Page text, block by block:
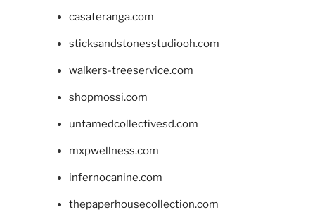
casateranga.com
sticksandstonesstudiooh.com
walkers-treeservice.com
shopmossi.com
untamedcollectivesd.com
mxpwellness.com
infernocanine.com
thepaperhousecollection.com